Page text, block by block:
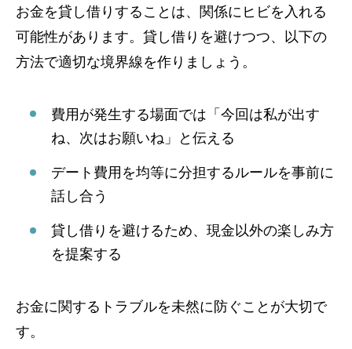
お金を貸し借りすることは、関係にヒビを入れる
可能性があります。貸し借りを避けつつ、以下の
方法で適切な境界線を作りましょう。
費用が発生する場面では「今回は私が出す
ね、次はお願いね」と伝える
デート費用を均等に分担するルールを事前に
話し合う
貸し借りを避けるため、現金以外の楽しみ方
を提案する
お金に関するトラブルを未然に防ぐことが大切で
す。